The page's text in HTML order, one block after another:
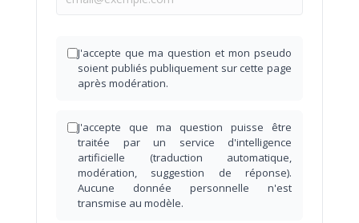
J'accepte que ma question et mon pseudo
soient publiés publiquement sur cette page
après modération.
J'accepte que ma question puisse être
traitée par un service d'intelligence
artificielle (traduction automatique,
modération, suggestion de réponse).
Aucune donnée personnelle n'est
transmise au modèle.